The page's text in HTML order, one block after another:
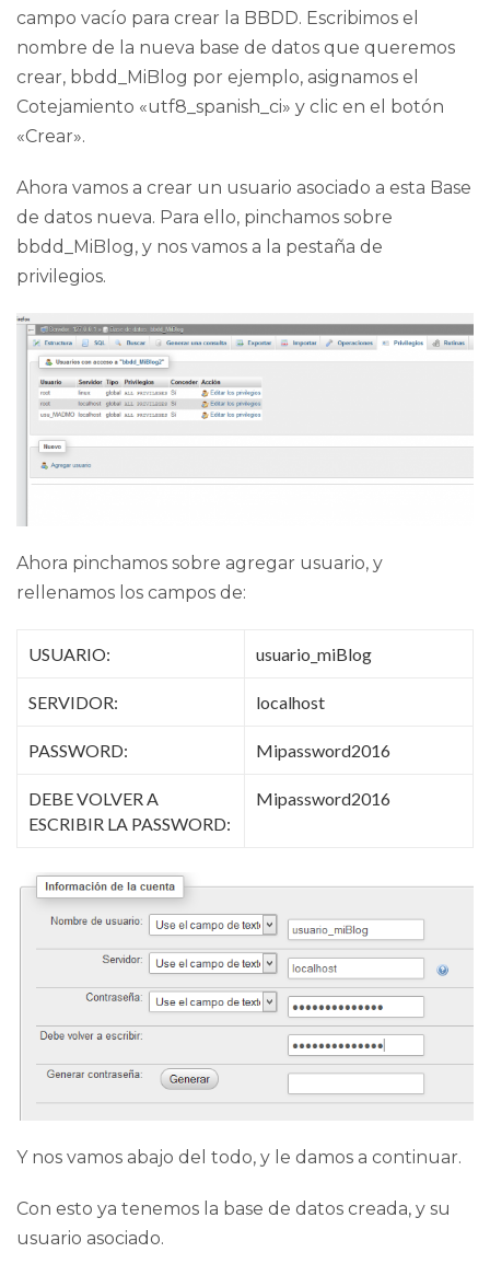
campo vacío para crear la BBDD. Escribimos el
nombre de la nueva base de datos que queremos
crear, bbdd_MiBlog por ejemplo, asignamos el
Cotejamiento «utf8_spanish_ci» y clic en el botón
«Crear».
Ahora vamos a crear un usuario asociado a esta Base
de datos nueva. Para ello, pinchamos sobre
bbdd_MiBlog, y nos vamos a la pestaña de
privilegios.
Ahora pinchamos sobre agregar usuario, y
rellenamos los campos de:
USUARIO: usuario_miBlog
SERVIDOR: localhost
PASSWORD: Mipassword2016
DEBE VOLVER A
ESCRIBIR LA PASSWORD:
Mipassword2016
Y nos vamos abajo del todo, y le damos a continuar.
Con esto ya tenemos la base de datos creada, y su
usuario asociado.